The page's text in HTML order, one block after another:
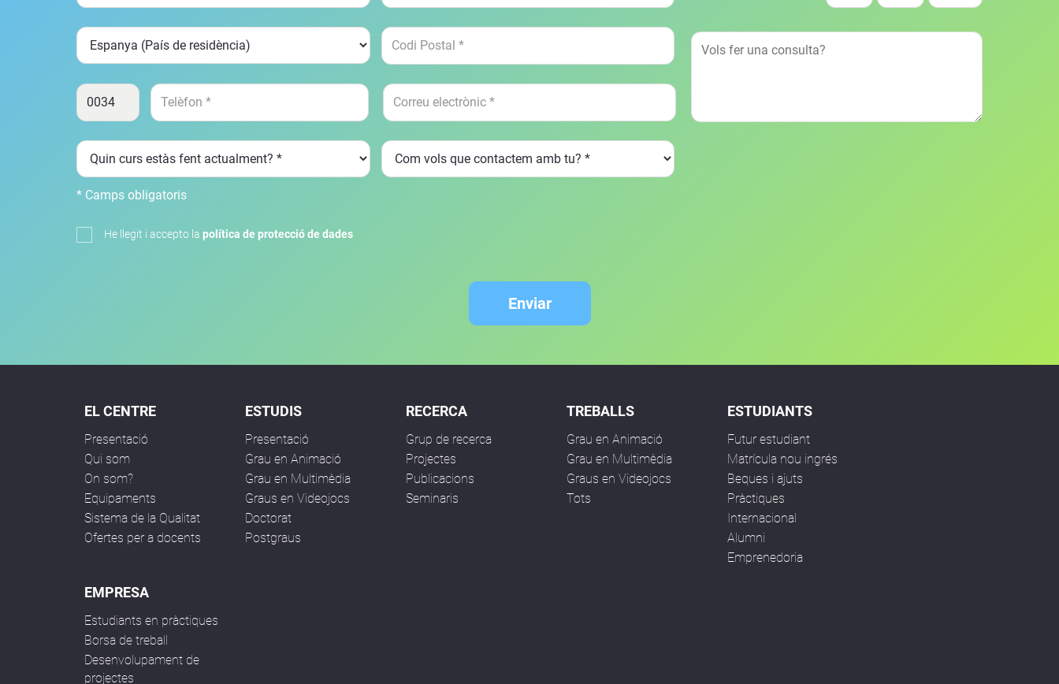
* Camps obligatoris
He llegit i accepto la política de protecció de dades
Enviar
EL CENTRE
Presentació
Qui som
On som?
Equipaments
Sistema de la Qualitat
Ofertes per a docents
ESTUDIS
Presentació
Grau en Animació
Grau en Multimèdia
Graus en Videojocs
Doctorat
Postgraus
RECERCA
Grup de recerca
Projectes
Publicacions
Seminaris
TREBALLS
Grau en Animació
Grau en Multimèdia
Graus en Videojocs
Tots
ESTUDIANTS
Futur estudiant
Matrícula nou ingrés
Beques i ajuts
Pràctiques
Internacional
Alumni
Emprenedoria
EMPRESA
Estudiants en pràctiques
Borsa de treball
Desenvolupament de
projectes